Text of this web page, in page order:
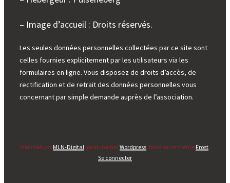
– Image d’accueil : Droits réservés.
Les seules données personnelles collectées par ce site sont
celles fournies explicitement par les utilisateurs via les
formulaires en ligne. Vous disposez de droits d’accès, de
rectification et de retrait des données personnelles vous
concernant par simple demande auprès de l’association.
Site créé par MLN-Digital , propulsé parWordpress , basé sur le thème Frost.
Se connecter